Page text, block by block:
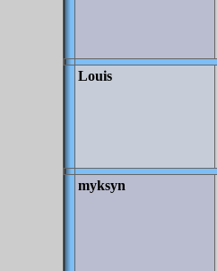
Louis
myksyn